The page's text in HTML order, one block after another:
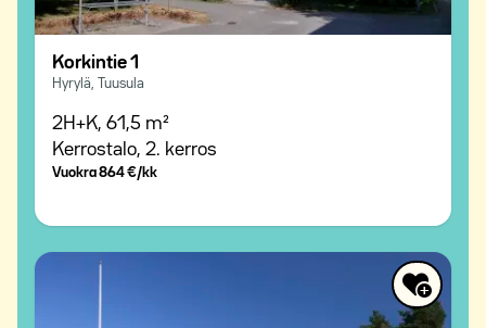
Korkintie 1
Hyrylä, Tuusula
2H+K, 61,5 m²
Kerrostalo, 2. kerros
Vuokra864 €/kk